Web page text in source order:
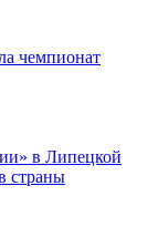
чемпионат
в Липецкой
страны